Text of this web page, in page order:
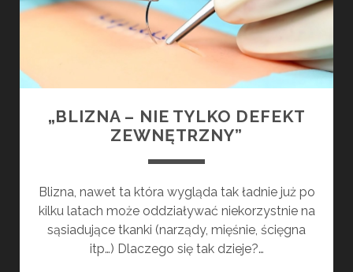
„BLIZNA – NIE TYLKO DEFEKT
ZEWNĘTRZNY”
Blizna, nawet ta która wygląda tak ładnie już po
kilku latach może oddziaływać niekorzystnie na
sąsiadujące tkanki (narządy, mięśnie, ścięgna
itp…) Dlaczego się tak dzieje?…